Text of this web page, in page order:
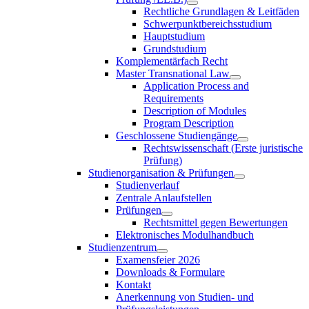
Rechtliche Grundlagen & Leitfäden
Schwerpunktbereichsstudium
Hauptstudium
Grundstudium
Komplementärfach Recht
Master Transnational Law
Application Process and
Requirements
Description of Modules
Program Description
Geschlossene Studiengänge
Rechtswissenschaft (Erste juristische
Prüfung)
Studienorganisation & Prüfungen
Studienverlauf
Zentrale Anlaufstellen
Prüfungen
Rechtsmittel gegen Bewertungen
Elektronisches Modulhandbuch
Studienzentrum
Examensfeier 2026
Downloads & Formulare
Kontakt
Anerkennung von Studien- und